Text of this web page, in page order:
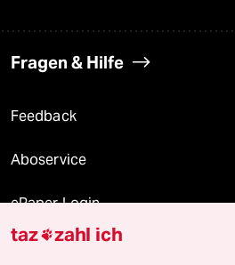
Fragen & Hilfe
Feedback
Aboservice
ePaper Login
Downloads für Abonnierende
taz zahl ich